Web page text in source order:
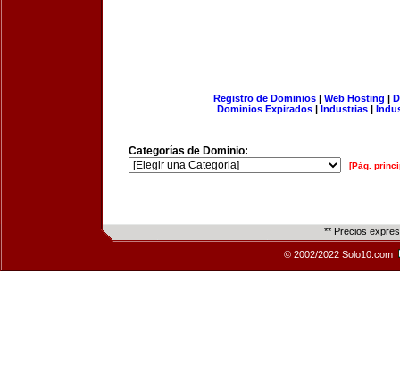
Registro de Dominios| Web Hosting |
Dominios Expirados | Industrias |
Categorías de Dominio:
[Pág.
** Precios
© 2002/2022 Solo10.com